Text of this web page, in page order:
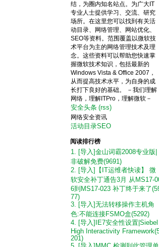
结，为圈内知名站点。为广大IT
专业人士提供学习、交流、研究
场所。在这里您可以找到有关活
动目录、网络管理、网站优化、
SEO等资料。范围覆盖以微软技
术平台为主的网络管理技术及理
念。这些资料可以帮助您快速掌
握微软技术知识，包括最新的
Windows Vista & Office 2007，
从而提高技术水平，为自身的成
长打下良好的基础。 －我们理解
网络，理解ITPro，理解微软－
安全头条 (rss)
网络安全资讯
活动目录SEO
阅读排行榜
1. [导入]金山词霸2008专业版|
非破解免费(9691)
2. [导入]【IT运维者快读】 微
软安全补丁通告3月 从MS17-
6到MS17-023 补丁终于来了
77)
3. [导入]无法转移操作主机角
色:不能连接FSMO盒(5292)
4. [导入]IE7安全性设置|Siebel
High Interactivity
201)